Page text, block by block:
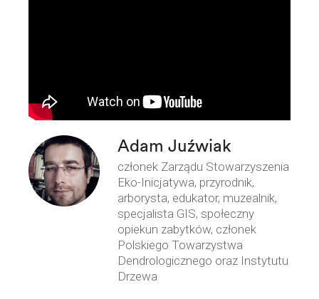
Adam Juźwiak
członek Zarządu Stowarzyszenia
Eko-Inicjatywa, przyrodnik,
arborysta, edukator, muzealnik,
specjalista GIS, społeczny
opiekun zabytków, członek
Polskiego Towarzystwa
Dendrologicznego oraz Instytutu
Drzewa